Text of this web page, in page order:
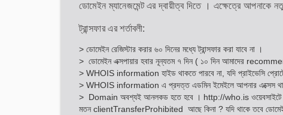
ডোমেইন ম্যানেজমেন্ট এর দ্বায়ীত্ব দিতে । এক্ষেত্রে আপনাকে
ট্রান্সফার এর শর্তাবলী:
> ডোমেইন রেজিস্টার করার ৬০ দিনের মধ্যে ট্রান্সফার করা যাবে না ।
> ডোমেইন এক্সপায়ার হবার নূন্যতম ৭ দিন ( ১০ দিন আমাদের
> WHOIS information হাইড থাকতে পারবে না, যদি প্রাইভেসি
> WHOIS information এ প্রদত্ত এডমিন ইমেইলে আপনার এক্সেস
> Domain অবশ্যই আনলকড হতে হবে । http://who.is
মতন clientTransferProhibited আছে কিনা ? যদি থাকে তবে